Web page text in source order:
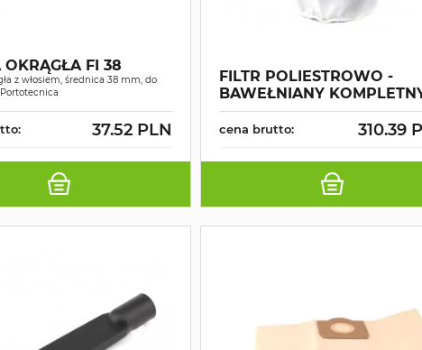
OKRĄGŁA FI 38
z włosiem, średnica 38 mm, do
37.52 PLN
FILTR POLIESTROWO -
BAWEŁNIANY
cena brutto: 310.39